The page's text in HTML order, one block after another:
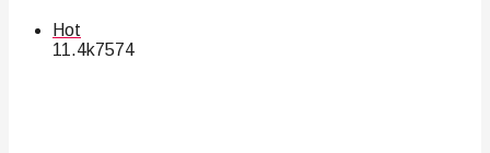
Hot
11.4k7574